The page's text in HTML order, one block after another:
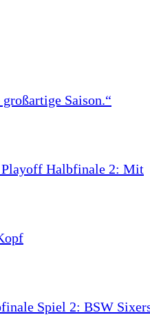
Saison.“
Halbfinale 2: Mit
Spiel 2: BSW